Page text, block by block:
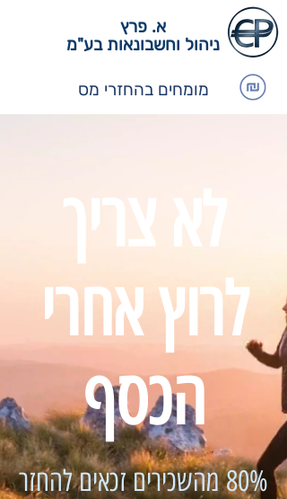
א. פרץ
ניהול וחשבונאות בע"מ
מומחים בהחזרי מס
לא צריך
לרוץ אחרי
הכסף
80% מהשכירים זכאים להחזר